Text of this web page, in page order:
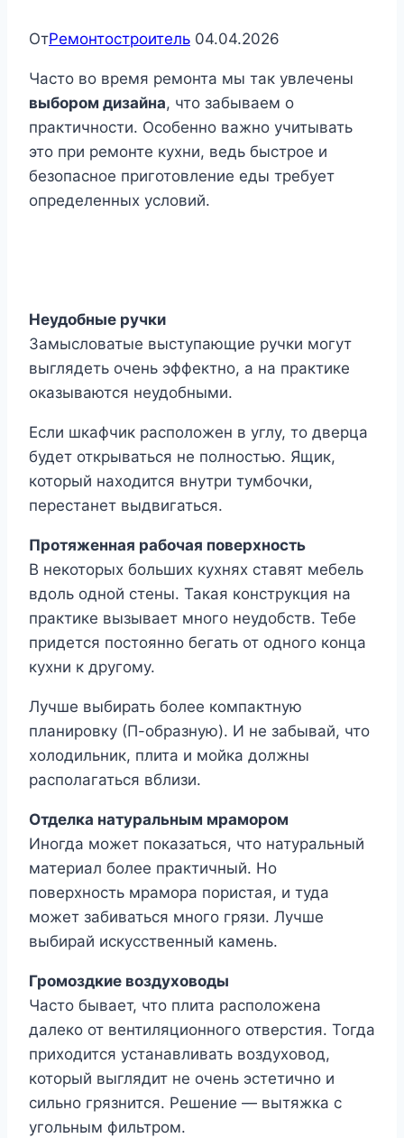
ОтРемонтостроитель 04.04.2026
Часто во время ремонта мы так увлечены
выбором дизайна, что забываем о
практичности. Особенно важно учитывать
это при ремонте кухни, ведь быстрое и
безопасное приготовление еды требует
определенных условий.
Неудобные ручки
Замысловатые выступающие ручки могут
выглядеть очень эффектно, а на практике
оказываются неудобными.
Если шкафчик расположен в углу, то дверца
будет открываться не полностью. Ящик,
который находится внутри тумбочки,
перестанет выдвигаться.
Протяженная рабочая поверхность
В некоторых больших кухнях ставят мебель
вдоль одной стены. Такая конструкция на
практике вызывает много неудобств. Тебе
придется постоянно бегать от одного конца
кухни к другому.
Лучше выбирать более компактную
планировку (П-образную). И не забывай, что
холодильник, плита и мойка должны
располагаться вблизи.
Отделка натуральным мрамором
Иногда может показаться, что натуральный
материал более практичный. Но
поверхность мрамора пористая, и туда
может забиваться много грязи. Лучше
выбирай искусственный камень.
Громоздкие воздуховоды
Часто бывает, что плита расположена
далеко от вентиляционного отверстия. Тогда
приходится устанавливать воздуховод,
который выглядит не очень эстетично и
сильно грязнится. Решение — вытяжка с
угольным фильтром.